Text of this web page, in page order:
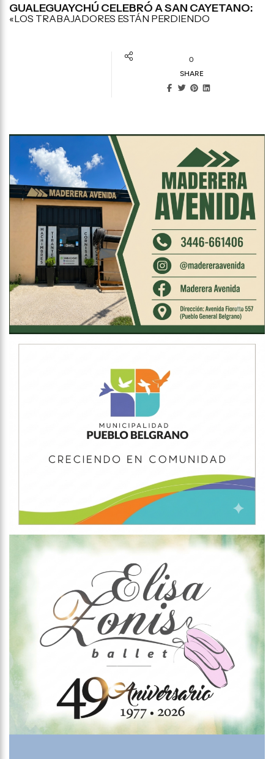
GUALEGUAYCHÚ CELEBRÓ A SAN CAYETANO:
«LOS TRABAJADORES ESTÁN PERDIENDO
0
SHARE